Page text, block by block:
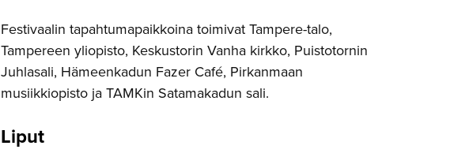
Festivaalin tapahtumapaikkoina toimivat Tampere-talo,
Tampereen yliopisto, Keskustorin Vanha kirkko, Puistotornin
Juhlasali, Hämeenkadun Fazer Café, Pirkanmaan
musiikkiopisto ja TAMKin Satamakadun sali.
Liput